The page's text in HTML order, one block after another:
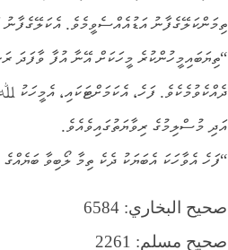
ތިމަންކަލޭގެފާނު އަޑުއެއްސެވީމެވެ. އެކަލޭގެފާނު
“ތިޔަބައިމީހުންކުރެ މީހަކަށް އޭނާ އުފާ ވާފަދަ
ދެއްކެވުމެކެވެ. ފަހެ، އެކަމަށްޓަކައި، އެމީހަކު
އަދި މުސްލިމުގެ ރިވާޔަތުގައިވެއެވެ.
“ފަހެ އެވާހަކަ އެބަޔަކު ދެކެ ތިމާ ލޯބިވާ
صحيح البخاري: 6584
صحيح مسلم: 2261